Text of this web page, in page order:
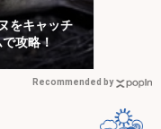
をキャッチ
攻略！
Recommended by